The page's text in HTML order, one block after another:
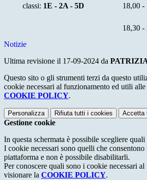
classi: 1E - 2A - 5D 18,00 -
18,30 -
Notizie
Ultima revisione il 17-09-2024 da
Questo sito o gli strumenti terzi da questo
cookie necessari al funzionamento ed utili
COOKIE POLICY.
Personalizza Rifiuta tutti i cookies Accetta
Gestione cookie
In questa schermata è possibile scegliere
I cookie necessari sono quelli che
piattaforma e non è possibile disabilitarli.
Per conoscere quali sono i cookie necessari
visionare la COOKIE POLICY.